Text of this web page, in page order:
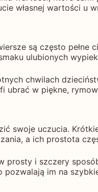
własnej wartości u
są często
ulubionych
chwilach
w piękne,
swoje uczucia.
a ich prostota
i szczery
im na